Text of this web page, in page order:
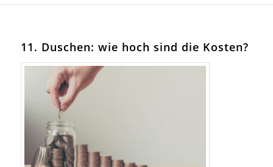
11. Duschen: wie hoch sind die Kosten?